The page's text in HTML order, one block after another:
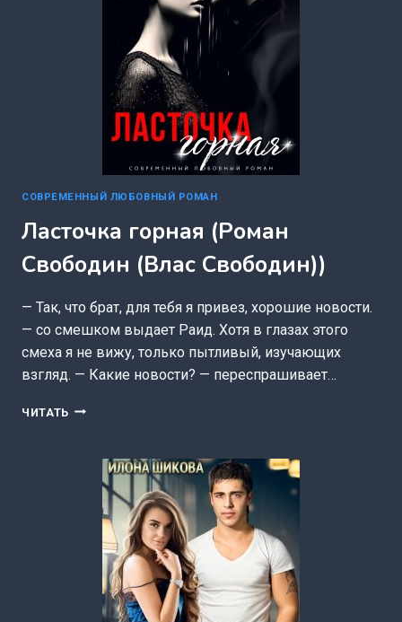
СОВРЕМЕННЫЙ ЛЮБОВНЫЙ РОМАН
Ласточка горная (Роман
Свободин (Влас Свободин))
— Так, что брат, для тебя я привез, хорошие новости.
— со смешком выдает Раид. Хотя в глазах этого
смеха я не вижу, только пытливый, изучающих
взгляд. — Какие новости? — переспрашивает…
ЧИТАТЬ ЛАСТОЧКА
СВОБОДИН
(ВЛАС
СВОБОДИН))